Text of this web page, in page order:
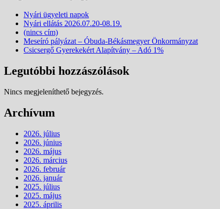
Nyári ügyeleti napok
Nyári ellátás 2026.07.20-08.19.
(nincs cím)
Meseíró pályázat – Óbuda-Békásmegyer Önkormányzat
Csicsergő Gyerekekért Alapítvány – Adó 1%
Legutóbbi hozzászólások
Nincs megjeleníthető bejegyzés.
Archívum
2026. július
2026. június
2026. május
2026. március
2026. február
2026. január
2025. július
2025. május
2025. április